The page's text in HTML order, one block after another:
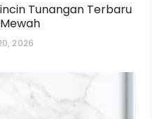
Tunangan Terbaru
2026